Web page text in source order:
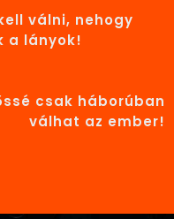
válni, nehogy
a lányok!
csak háborúban
válhat az ember!